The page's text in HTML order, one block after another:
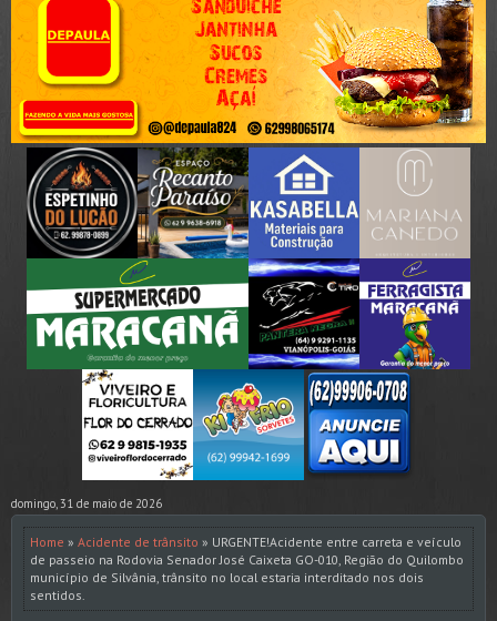
domingo, 31 de maio de 2026
Home » Acidente de trânsito » URGENTE!Acidente entre carreta e veículo
de passeio na Rodovia Senador José Caixeta GO-010, Região do Quilombo
município de Silvânia, trânsito no local estaria interditado nos dois
sentidos.